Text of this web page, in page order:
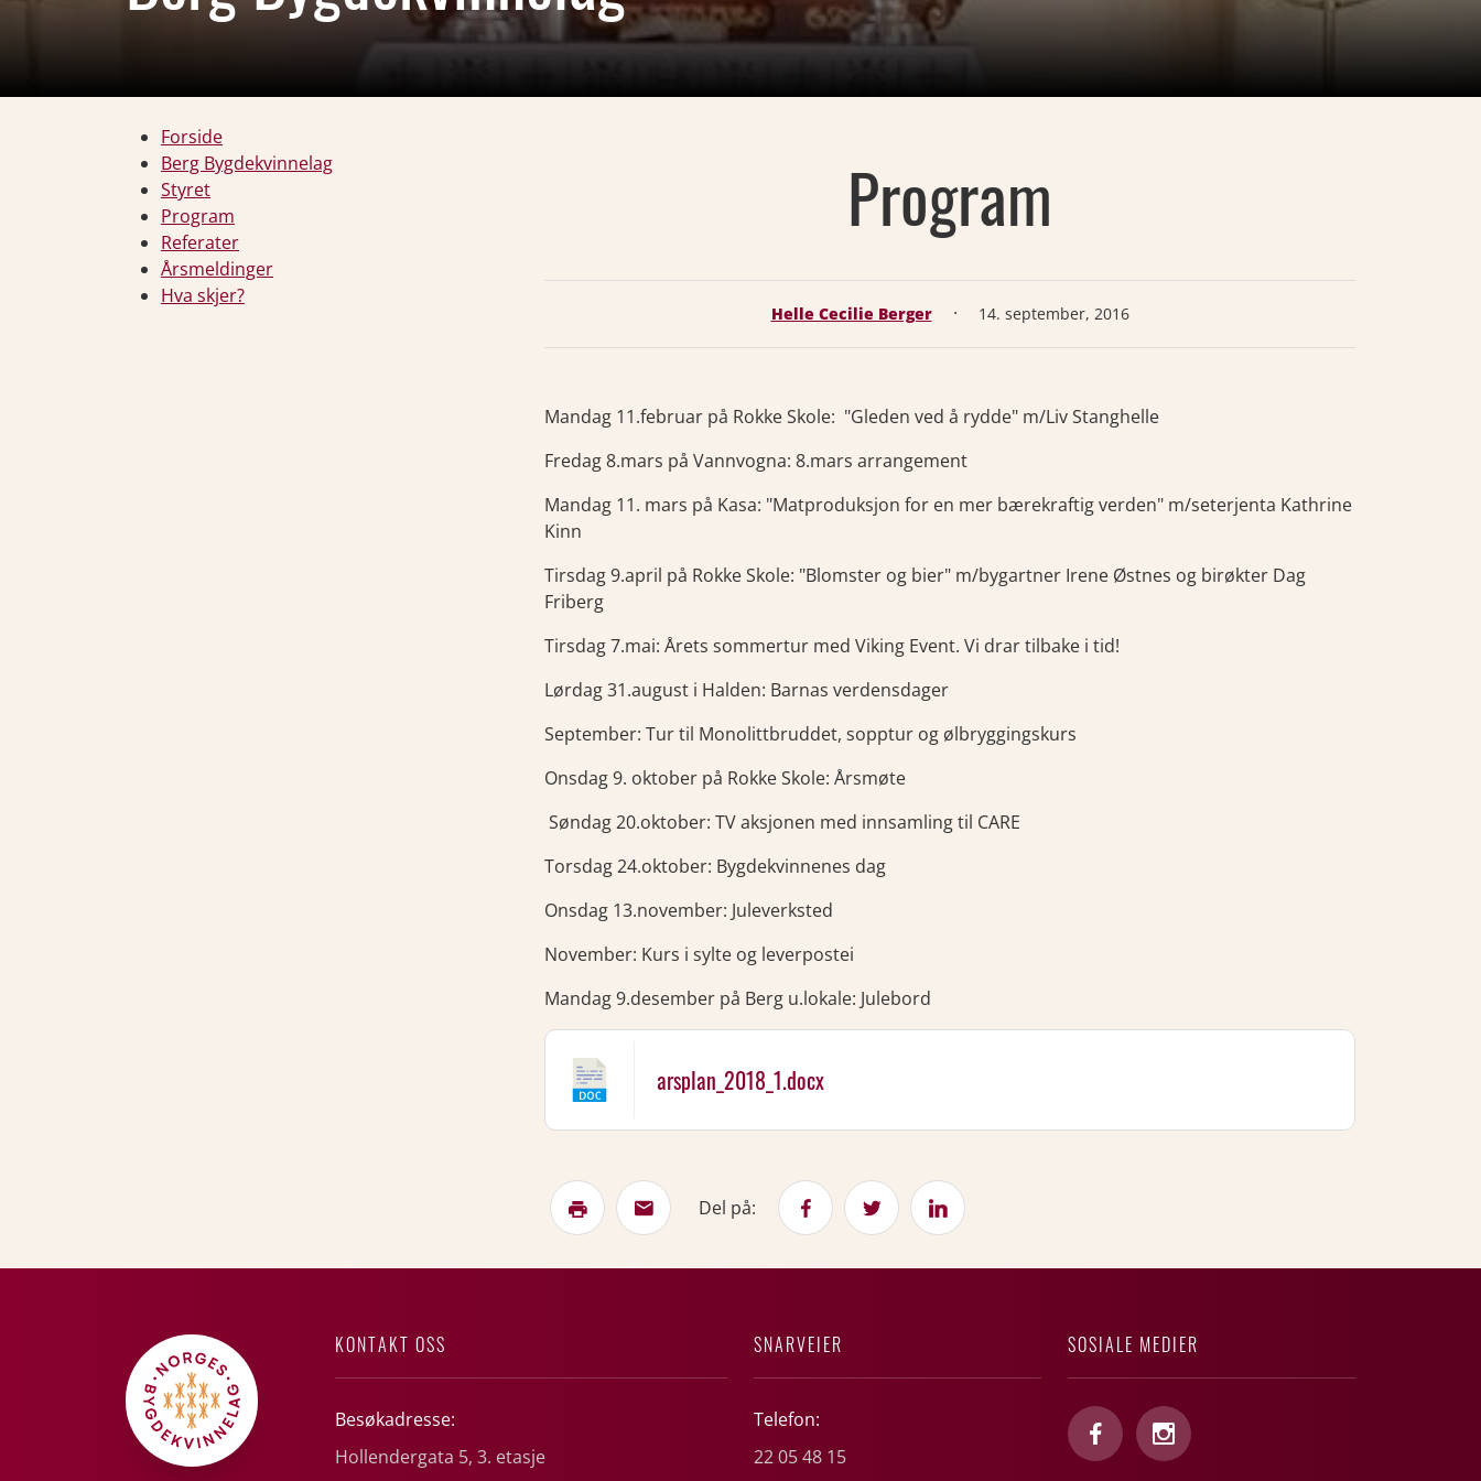
Forside
Berg Bygdekvinnelag
Styret
Program
Referater
Årsmeldinger
Hva skjer?
Program
Helle Cecilie Berger · 14. september, 2016
Mandag 11.februar på Rokke Skole: "Gleden ved å rydde" m/Liv Stanghelle
Fredag 8.mars på Vannvogna: 8.mars arrangement
Mandag 11. mars på Kasa: "Matproduksjon for en mer bærekraftig verden" m/seterjenta Kathrine
Kinn
Tirsdag 9.april på Rokke Skole: "Blomster og bier" m/bygartner Irene Østnes og birøkter Dag
Friberg
Tirsdag 7.mai: Årets sommertur med Viking Event. Vi drar tilbake i tid!
Lørdag 31.august i Halden: Barnas verdensdager
September: Tur til Monolittbruddet, sopptur og ølbryggingskurs
Onsdag 9. oktober på Rokke Skole: Årsmøte
Søndag 20.oktober: TV aksjonen med innsamling til CARE
Torsdag 24.oktober: Bygdekvinnenes dag
Onsdag 13.november: Juleverksted
November: Kurs i sylte og leverpostei
Mandag 9.desember på Berg u.lokale: Julebord
arsplan_2018_1.docx
Del på:
KONTAKT OSS
Besøkadresse:
Hollendergata 5, 3. etasje
SNARVEIER
Telefon:
22 05 48 15
SOSIALE MEDIER